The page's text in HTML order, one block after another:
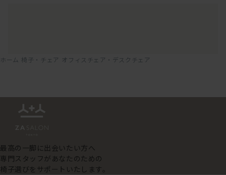
ホーム 椅子・チェア オフィスチェア・デスクチェア
最高の一脚に出会いたい方へ
専門スタッフがあなたのための
椅子選びをサポートいたします。